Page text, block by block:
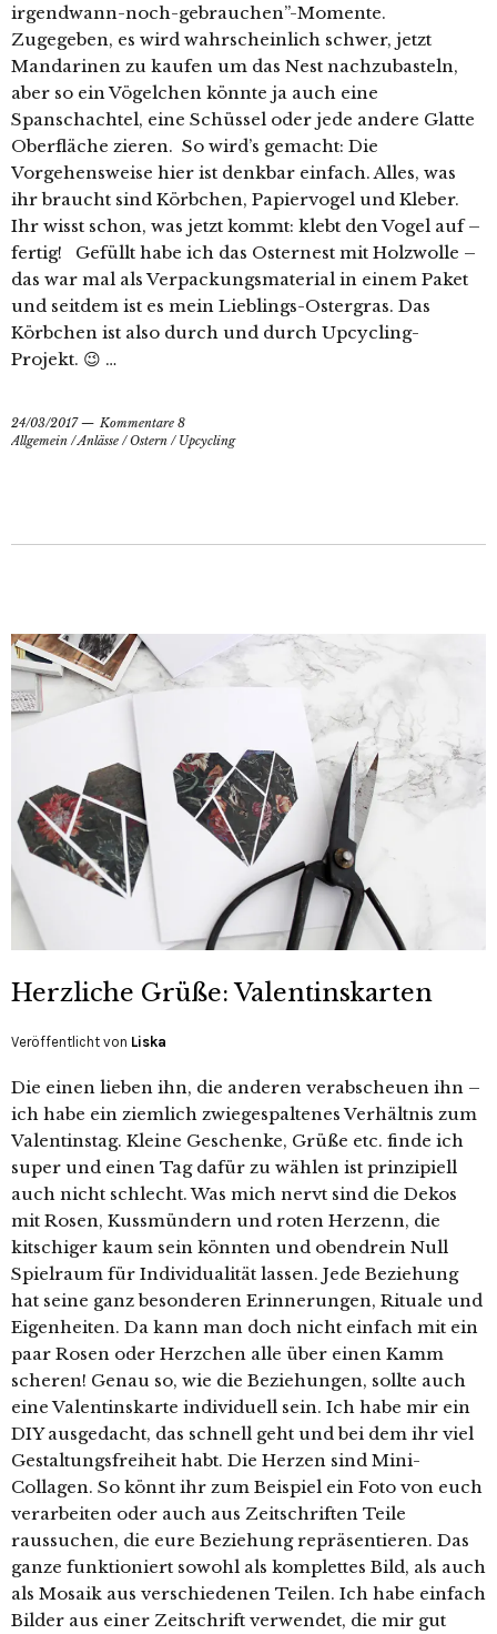
irgendwann-noch-gebrauchen”-Momente.
Zugegeben, es wird wahrscheinlich schwer, jetzt
Mandarinen zu kaufen um das Nest nachzubasteln,
aber so ein Vögelchen könnte ja auch eine
Spanschachtel, eine Schüssel oder jede andere Glatte
Oberfläche zieren. So wird’s gemacht: Die
Vorgehensweise hier ist denkbar einfach. Alles, was
ihr braucht sind Körbchen, Papiervogel und Kleber.
Ihr wisst schon, was jetzt kommt: klebt den Vogel auf –
fertig! Gefüllt habe ich das Osternest mit Holzwolle –
das war mal als Verpackungsmaterial in einem Paket
und seitdem ist es mein Lieblings-Ostergras. Das
Körbchen ist also durch und durch Upcycling-
Projekt. 😉 …
24/03/2017
Kommentare 8
Allgemein /Anlässe /Ostern / Upcycling
Herzliche Grüße: Valentinskarten
Veröffentlicht von Liska
Die einen lieben ihn, die anderen verabscheuen ihn –
ich habe ein ziemlich zwiegespaltenes Verhältnis zum
Valentinstag. Kleine Geschenke, Grüße etc. finde ich
super und einen Tag dafür zu wählen ist prinzipiell
auch nicht schlecht. Was mich nervt sind die Dekos
mit Rosen, Kussmündern und roten Herzenn, die
kitschiger kaum sein könnten und obendrein Null
Spielraum für Individualität lassen. Jede Beziehung
hat seine ganz besonderen Erinnerungen, Rituale und
Eigenheiten. Da kann man doch nicht einfach mit ein
paar Rosen oder Herzchen alle über einen Kamm
scheren! Genau so, wie die Beziehungen, sollte auch
eine Valentinskarte individuell sein. Ich habe mir ein
DIY ausgedacht, das schnell geht und bei dem ihr viel
Gestaltungsfreiheit habt. Die Herzen sind Mini-
Collagen. So könnt ihr zum Beispiel ein Foto von euch
verarbeiten oder auch aus Zeitschriften Teile
raussuchen, die eure Beziehung repräsentieren. Das
ganze funktioniert sowohl als komplettes Bild, als auch
als Mosaik aus verschiedenen Teilen. Ich habe einfach
Bilder aus einer Zeitschrift verwendet, die mir gut